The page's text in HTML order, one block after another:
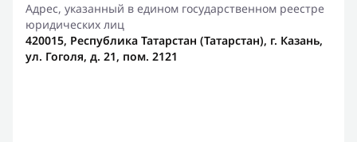
Адрес, указанный в едином государственном реестре
юридических лиц
420015, Республика Татарстан (Татарстан), г. Казань,
ул. Гоголя, д. 21, пом. 2121